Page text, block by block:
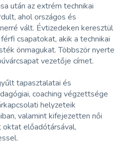
után az extrém technikai
ahol országos és
vált. Évtizedeken keresztül
csapatokat, akik a technikai
önmagukat. Többször nyerte
vezetője címet.
tapasztalatai és
coaching végzettsége
helyzeteik
valamint kifejezetten női
oktat előadótársával,